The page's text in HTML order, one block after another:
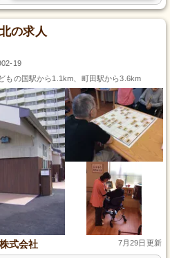
の求人
19
もの国駅から1.1km、町田駅から3.6km
式会社 7月29日更新